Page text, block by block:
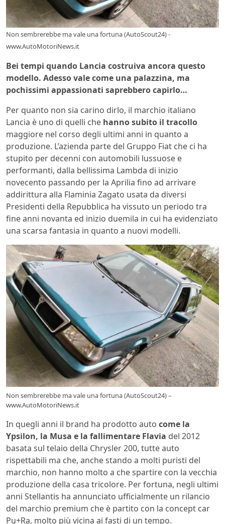
Non sembrerebbe ma vale una fortuna (AutoScout24) -
www.AutoMotoriNews.it
Bei tempi quando Lancia costruiva ancora questo
modello. Adesso vale come una palazzina, ma
pochissimi appassionati saprebbero capirlo…
Per quanto non sia carino dirlo, il marchio italiano
Lancia è uno di quelli che hanno subito il tracollo
maggiore nel corso degli ultimi anni in quanto a
produzione. L’azienda parte del Gruppo Fiat che ci ha
stupito per decenni con automobili lussuose e
performanti, dalla bellissima Lambda di inizio
novecento passando per la Aprilia fino ad arrivare
addirittura alla Flaminia Zagato usata da diversi
Presidenti della Repubblica ha vissuto un periodo tra
fine anni novanta ed inizio duemila in cui ha evidenziato
una scarsa fantasia in quanto a nuovi modelli.
Non sembrerebbe ma vale una fortuna (AutoScout24) –
www.AutoMotoriNews.it
In quegli anni il brand ha prodotto auto come la
Ypsilon, la Musa e la fallimentare Flavia del 2012
basata sul telaio della Chrysler 200, tutte auto
rispettabili ma che, anche stando a molti puristi del
marchio, non hanno molto a che spartire con la vecchia
produzione della casa tricolore. Per fortuna, negli ultimi
anni Stellantis ha annunciato ufficialmente un rilancio
del marchio premium che è partito con la concept car
Pu+Ra, molto più vicina ai fasti di un tempo.